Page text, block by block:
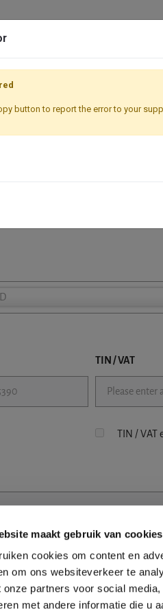
maakt gebruik van cookies
cookies om content en
om ons websiteverkeer te
onze partners voor social
met andere informatie die u
VAT or enterprise ID. When a
TIN / VAT
TIN / VAT
button to report the error to your